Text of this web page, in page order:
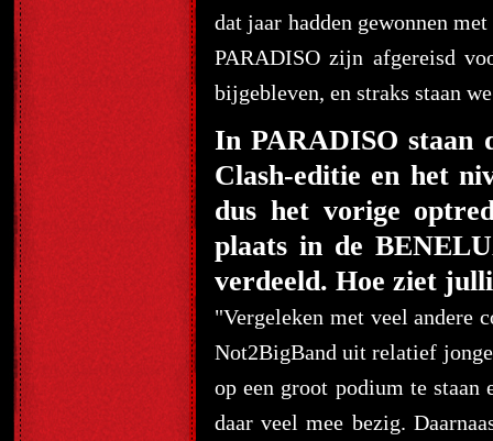
dat jaar hadden gewonnen
PARADISO zijn afgereisd
bijgebleven, en straks staan
In PARADISO staan
Clash-editie en het
dus het vorige
plaats in de
verdeeld. Hoe ziet
"Vergeleken met veel andere
Not2BigBand uit relatief
op een groot podium te
daar veel mee bezig.